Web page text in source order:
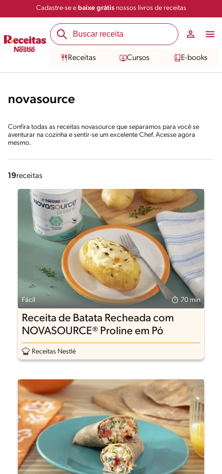
Cadastre-se e baixe grátisnossos livros de receitas
Receitas Cursos E-books
novasource
Confira todas as receitas novasource que separamos para você se
aventurar na cozinha e sentir-se um excelente Chef. Acesse agora
mesmo.
19receitas
Fácil 70 min
Receita de Batata Recheada com
NOVASOURCE® Proline em Pó
Receitas Nestlé